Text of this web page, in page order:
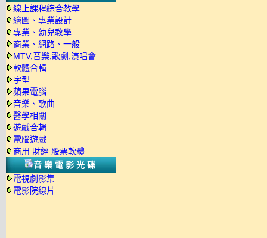
線上課程綜合教學
繪圖、專業設計
專業、幼兒教學
商業、網路、一般
MTV,音樂,歌劇,演唱會
軟體合輯
字型
蘋果電腦
音樂、歌曲
醫學相關
遊戲合輯
電腦遊戲
商用.財經.股票軟體
音樂電影光碟
電視劇影集
電影院線片